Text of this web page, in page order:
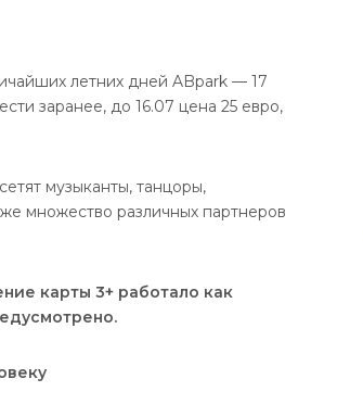
летних дней ABpark — 17
заранее, до 16.07 цена 25 евро,
музыканты, танцоры,
множество различных партнеров
карты 3+ работало как